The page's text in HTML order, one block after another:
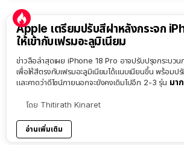
Apple เตรียมปรับสีฝาหลังกระจก
ให้เข้ากับเฟรมอะลูมิเนียม
ข่าวลือล่าสุดเผย iPhone 18 Pro อาจปรับปรุงกระบวน
เพื่อให้สีตรงกับเฟรมอะลูมิเนียมได้แนบเนียนขึ้น พร้อมปรั
และคาดว่าดีไซน์ภายนอกจะยังคงเดิมไปอีก 2-3 รุ่น มา
โดย Thitirath Kinaret
อ่านเพิ่มเติม